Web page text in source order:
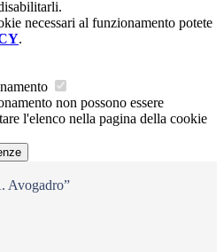
necessari al funzionamento potete
.
non possono essere
l'elenco nella pagina della cookie
Avogadro”